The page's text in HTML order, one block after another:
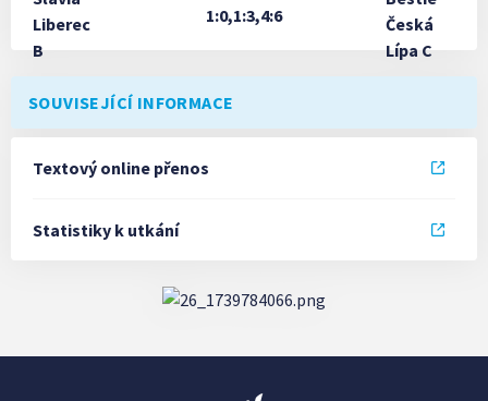
1:0,1:3,4:6
SOUVISEJÍCÍ INFORMACE
Textový online přenos
Statistiky k utkání